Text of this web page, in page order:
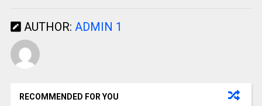
AUTHOR: ADMIN 1
RECOMMENDED FOR YOU